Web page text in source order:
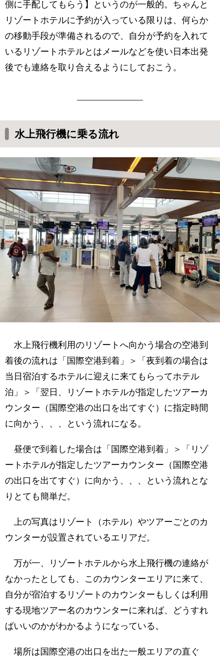
側に手配してもらう】というのが一般的。ちゃんと
リゾートホテルに予約が入っている限りは、何らか
の移動手段が準備されるので、自分が予約を入れて
いるリゾートホテルとはメールなどを使い日本出発
後でも連絡を取り合えるようにしておこう。
水上飛行機に乗る流れ
水上飛行機利用のリゾートへ向かう場合の空港到
着後の流れは「国際空港到着」＞「夜到着の場合は
当日宿泊するホテルに迎えに来てもらってホテル
泊」＞「翌日、リゾートホテルが指定したツアーカ
ウンター（国際空港の出口を出てすぐ）に指定時間
に向かう、、、という流れになる。
昼便で到着した場合は「国際空港到着」＞「リゾ
ートホテルが指定したツアーカウンター（国際空港
の出口を出てすぐ）に向かう、、、という流れとな
りとても簡単だ。
上の写真はリゾート（ホテル）やツアーごとのカ
ウンターが設置されているエリアだ。
万が一、リゾートホテルから水上飛行機の連絡が
なかったとしても、このカウンターエリアに来て、
自分が宿泊するリゾートのカウンターもしくは利用
する現地ツアー名のカウンターに来れば、どうすれ
ばいいのかがわかるようになっている。
場所は国際空港の出口を出た一般エリアの直ぐ